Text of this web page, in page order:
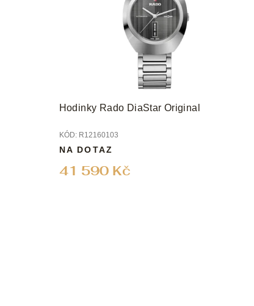
Hodinky Rado DiaStar Original
KÓD: R12160103
41 590 Kč
NA DOTAZ